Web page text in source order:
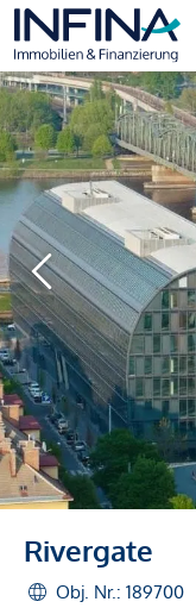
Rivergate
Obj. Nr.: 189700